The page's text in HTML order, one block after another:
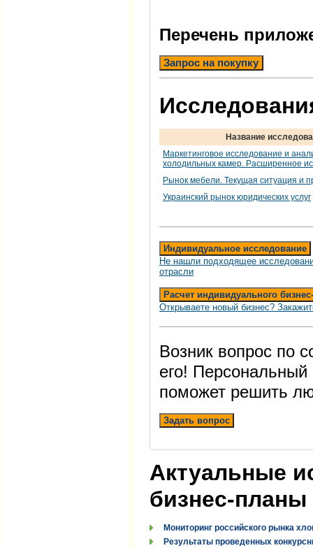
Перечень
Запрос на покупку
Название
Маркетинговое исследование и
холодильных камер. Расширенное
Рынок мебели. Текущая ситуация и
Украинский рынок юридических услуг
Индивидуальное исследование
Не нашли подходящее
отрасли
Расчет индивидуального
Открываете новый бизнес?
Возник вопрос по
его!
поможет решить
Задать вопрос
Актуальные
бизнес-планы
Мониторинг российского рынка
Результаты проведенных